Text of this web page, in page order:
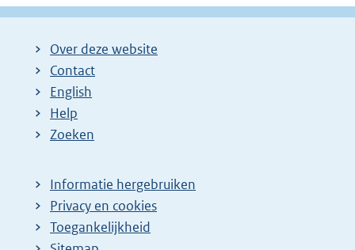
Over deze website
Contact
English
Help
Zoeken
Informatie hergebruiken
Privacy en cookies
Toegankelijkheid